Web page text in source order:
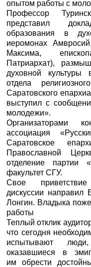
опытом работы с
Профессор
представил
образования в
иеромонах
Максима,
Патриархат),
духовной
отдела
Саратовского
выступил с
молодежи».
Организаторами
ассоциация
Саратовское
Православной
отделение партии
факультет СГУ.
Свое
дискуссии направил
Лонгин. Владыка
работы
Теплый отклик
что сегодня
испытывают
оказавшиеся в
им обрести